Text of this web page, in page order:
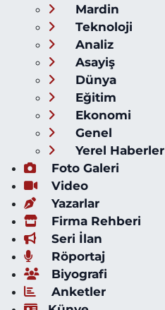
Mardin
Teknoloji
Analiz
Asayiş
Dünya
Eğitim
Ekonomi
Genel
Yerel Haberler
Foto Galeri
Video
Yazarlar
Firma Rehberi
Seri İlan
Röportaj
Biyografi
Anketler